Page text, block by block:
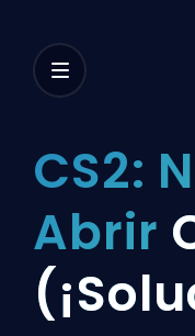
CS2:
Abrir